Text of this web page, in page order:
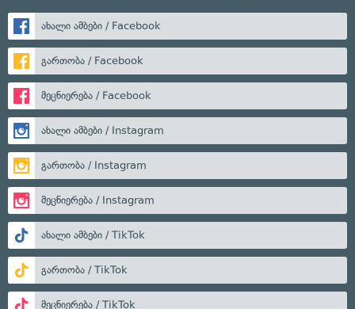
ახალი ამბები / Facebook
გართობა / Facebook
მეცნიერება / Facebook
ახალი ამბები / Instagram
გართობა / Instagram
მეცნიერება / Instagram
ახალი ამბები / TikTok
გართობა / TikTok
მეცნიერება / TikTok